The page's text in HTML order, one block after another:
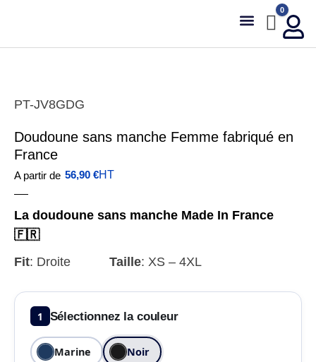
0
PT-JV8GDG
Doudoune sans manche Femme fabriqué en
France
A partir de 56,90 €HT
La doudoune sans manche Made In France
🇫🇷
Fit: Droite Taille: XS – 4XL
1 Sélectionnez la couleur
Marine Noir